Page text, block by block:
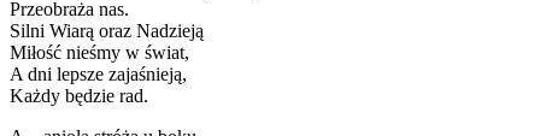
Przeobraża nas.
Silni Wiarą oraz Nadzieją
Miłość nieśmy w świat,
A dni lepsze zajaśnieją,
Każdy będzie rad.